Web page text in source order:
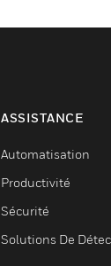
ASSISTANCE
Automatisation
Productivité
Sécurité
Solutions De